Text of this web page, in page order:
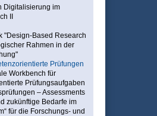
Digitalisierung im
II
"Design-Based Research
Rahmen in der
Prüfungen
Workbench für
Prüfungsaufgaben
– Assessments
zukünftige Bedarfe im
für die Forschungs- und